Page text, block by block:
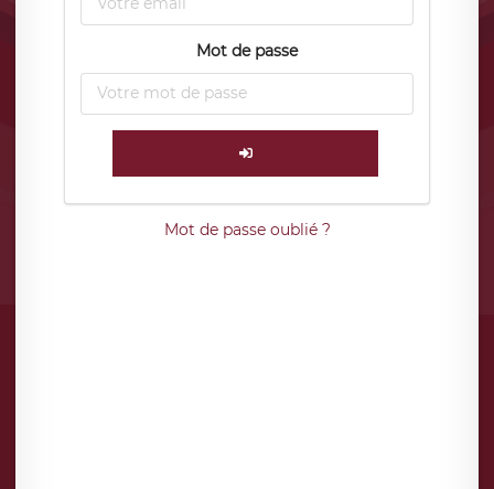
Mot de passe
Mot de passe oublié ?